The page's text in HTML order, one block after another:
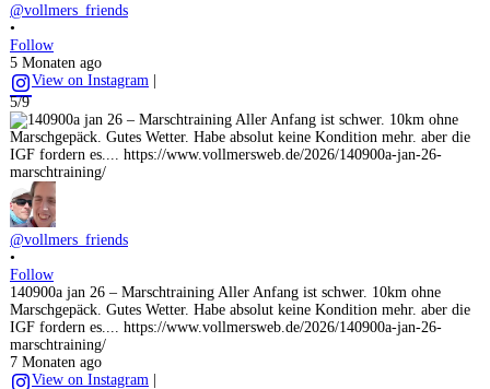
@vollmers_friends
•
Follow
5 Monaten ago
View on Instagram
5/9
@vollmers_friends
•
Follow
140900a jan 26 – Marschtraining Aller Anfang ist schwer. 10km ohne
Marschgepäck. Gutes Wetter. Habe absolut keine Kondition mehr. aber die
IGF fordern es.... https://www.vollmersweb.de/2026/140900a-jan-26-
marschtraining/
7 Monaten ago
View on Instagram